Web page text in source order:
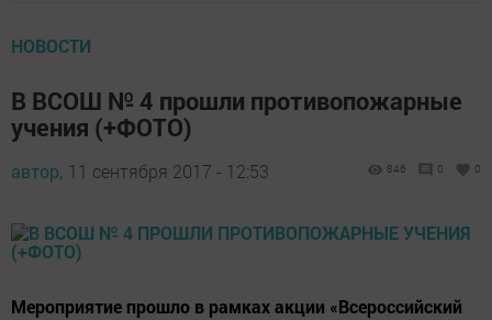
НОВОСТИ
В ВСОШ № 4 прошли противопожарные
учения (+ФОТО)
автор, 11 сентября 2017 - 12:53 846 0 0
Мероприятие прошло в рамках акции «Всероссийский